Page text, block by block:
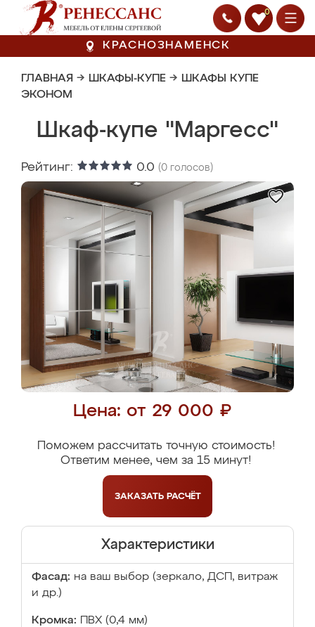
0
КРАСНОЗНАМЕНСК
ГЛАВНАЯ → ШКАФЫ-КУПЕ → ШКАФЫ КУПЕ
ЭКОНОМ
Шкаф-купе "Маргесс"
Рейтинг: 0.0 (0 голосов)
Цена: от 29 000 ₽
Поможем рассчитать точную стоимость!
Ответим менее, чем за 15 минут!
ЗАКАЗАТЬ РАСЧЁТ
Характеристики
Фасад: на ваш выбор (зеркало, ДСП, витраж
и др.)
Кромка: ПВХ (0,4 мм)